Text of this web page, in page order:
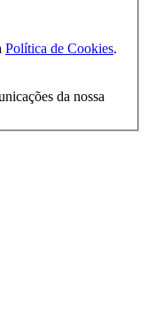
Política de Cookies.
da nossa